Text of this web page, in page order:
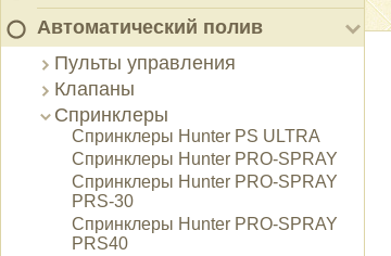
Автоматический полив
Пульты управления
Клапаны
Спринклеры
Спринклеры Hunter PS ULTRA
Спринклеры Hunter PRO-SPRAY
Спринклеры Hunter PRO-SPRAY
PRS-30
Спринклеры Hunter PRO-SPRAY
PRS40